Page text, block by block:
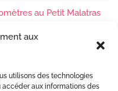
aux
utilisons des technologies
aux informations des
au Petit Malatras
équipe !
bouge sous nos pieds !